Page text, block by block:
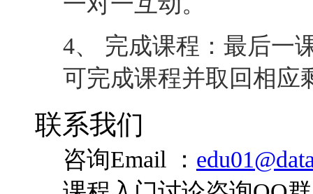
咨询Email ：
课程入门讨论咨询QQ
供大家免费观看）
咨询QQ：